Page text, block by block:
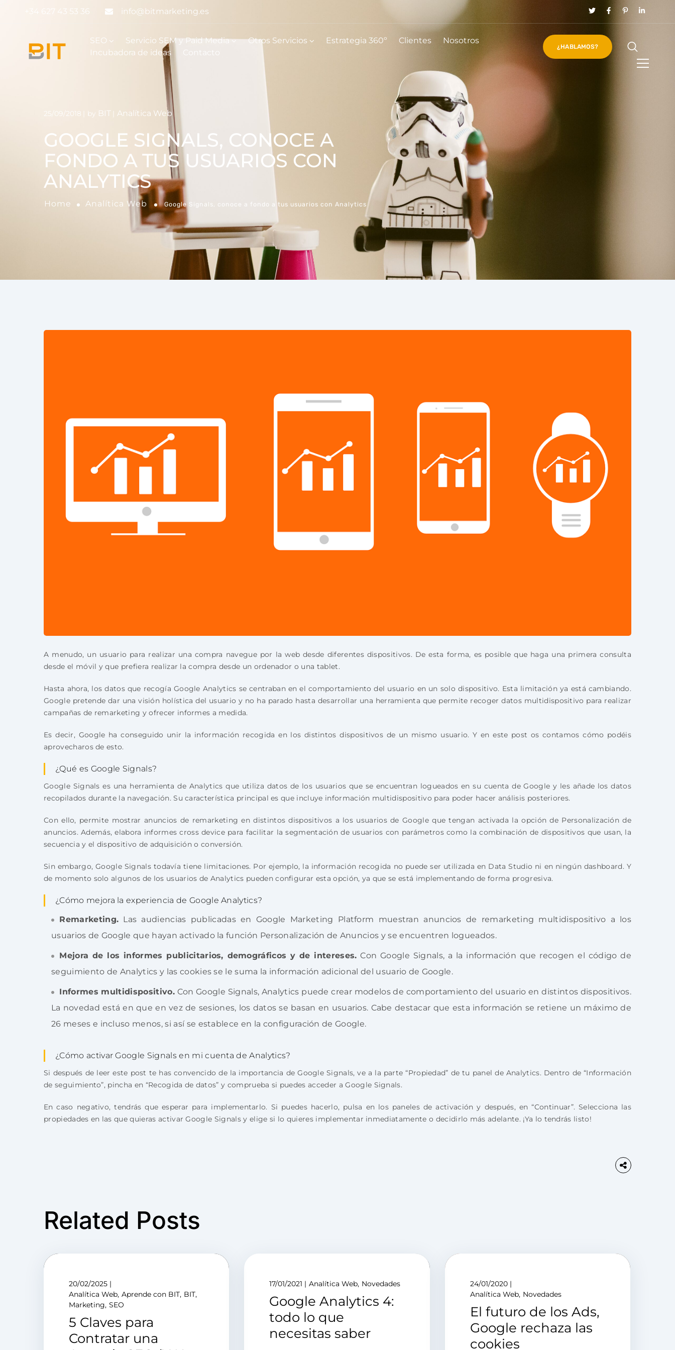
+34 627 43 53 36 info@bitmarketing.es
SEO Servicio SEM y Paid Media Otros Servicios Estrategia 360º Clientes
Nosotros
Incubadora de ideas
Contacto
¿HABLAMOS?
GOOGLE SIGNALS, CONOCE A
FONDO A TUS USUARIOS CON
ANALYTICS
Home Analítica Web Google Signals, conoce a fondo a tus usuarios con Analytics
25/09/2018 by BIT Analítica Web
A menudo, un usuario para realizar una compra navegue por la web desde diferentes dispositivos. De esta forma, es posible que haga una primera consulta
desde el móvil y que prefiera realizar la compra desde un ordenador o una tablet.
Hasta ahora, los datos que recogía Google Analytics se centraban en el comportamiento del usuario en un solo dispositivo. Esta limitación ya está cambiando.
Google pretende dar una visión holística del usuario y no ha parado hasta desarrollar una herramienta que permite recoger datos multidispositivo para realizar
campañas de remarketing y ofrecer informes a medida.
Es decir, Google ha conseguido unir la información recogida en los distintos dispositivos de un mismo usuario. Y en este post os contamos cómo podéis
aprovecharos de esto.
¿Qué es Google Signals?
Google Signals es una herramienta de Analytics que utiliza datos de los usuarios que se encuentran logueados en su cuenta de Google y les añade los datos
recopilados durante la navegación. Su característica principal es que incluye información multidispositivo para poder hacer análisis posteriores.
Con ello, permite mostrar anuncios de remarketing en distintos dispositivos a los usuarios de Google que tengan activada la opción de Personalización de
anuncios. Además, elabora informes cross device para facilitar la segmentación de usuarios con parámetros como la combinación de dispositivos que usan, la
secuencia y el dispositivo de adquisición o conversión.
Sin embargo, Google Signals todavía tiene limitaciones. Por ejemplo, la información recogida no puede ser utilizada en Data Studio ni en ningún dashboard. Y
de momento solo algunos de los usuarios de Analytics pueden configurar esta opción, ya que se está implementando de forma progresiva.
¿Cómo mejora la experiencia de Google Analytics?
Remarketing. Las audiencias publicadas en Google Marketing Platform muestran anuncios de remarketing multidispositivo a los
usuarios de Google que hayan activado la función Personalización de Anuncios y se encuentren logueados.
Mejora de los informes publicitarios, demográficos y de intereses. Con Google Signals, a la información que recogen el código de
seguimiento de Analytics y las cookies se le suma la información adicional del usuario de Google.
Informes multidispositivo.Con Google Signals, Analytics puede crear modelos de comportamiento del usuario en distintos dispositivos.
La novedad está en que en vez de sesiones, los datos se basan en usuarios. Cabe destacar que esta información se retiene un máximo de
26 meses e incluso menos, si así se establece en la configuración de Google.
¿Cómo activar Google Signals en mi cuenta de Analytics?
Si después de leer este post te has convencido de la importancia de Google Signals, ve a la parte “Propiedad” de tu panel de Analytics. Dentro de “Información
de seguimiento”, pincha en “Recogida de datos” y comprueba si puedes acceder a Google Signals.
En caso negativo, tendrás que esperar para implementarlo. Si puedes hacerlo, pulsa en los paneles de activación y después, en “Continuar”. Selecciona las
propiedades en las que quieras activar Google Signals y elige si lo quieres implementar inmediatamente o decidirlo más adelante. ¡Ya lo tendrás listo!
Related Posts
20/02/2025
Analítica Web Aprende con BIT BIT
Marketing SEO
5 Claves para
Contratar una
17/01/2021 Analítica Web Novedades
Google Analytics 4:
todo lo que
necesitas saber
24/01/2020
Analítica Web Novedades
El futuro de los Ads,
Google rechaza las
cookies